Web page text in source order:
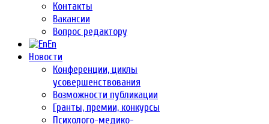
Контакты
Вакансии
Вопрос редактору
En
Новости
Конференции, циклы
усовершенствования
Возможности публикации
Гранты, премии, конкурсы
Психолого-медико-